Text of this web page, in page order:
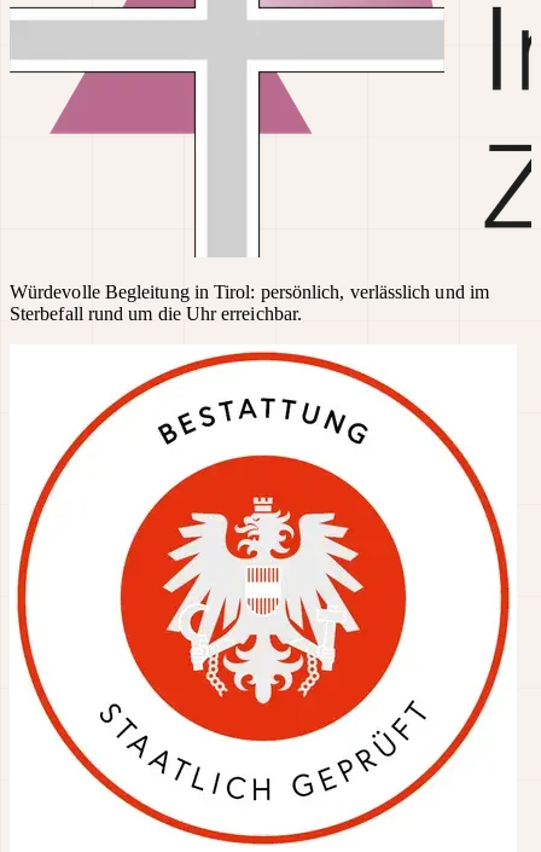
Würdevolle Begleitung in Tirol: persönlich, verlässlich und im
Sterbefall rund um die Uhr erreichbar.